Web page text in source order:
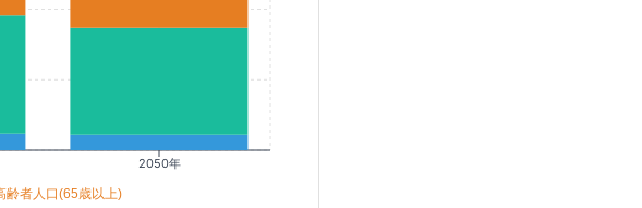
2050年
齢者人口(65歳以上)